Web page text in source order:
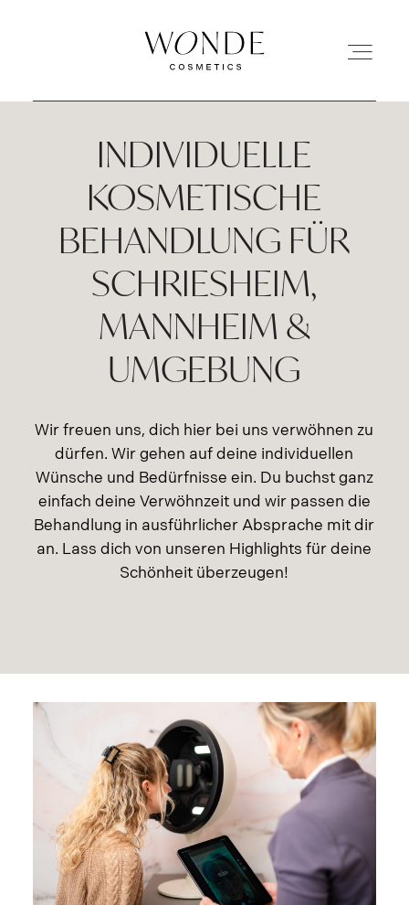
HOME
ABOUT US
LEISTUNGEN
SHOP
WONDE Cosmetics
INDIVIDUELLE
KOSMETISCHE
BEHANDLUNG FÜR
SCHRIESHEIM,
MANNHEIM &
UMGEBUNG
Wir freuen uns, dich hier bei uns verwöhnen zu
dürfen. Wir gehen auf deine individuellen
Wünsche und Bedürfnisse ein. Du buchst ganz
einfach deine Verwöhnzeit und wir passen die
Behandlung in ausführlicher Absprache mit dir
an. Lass dich von unseren Highlights für deine
Schönheit überzeugen!